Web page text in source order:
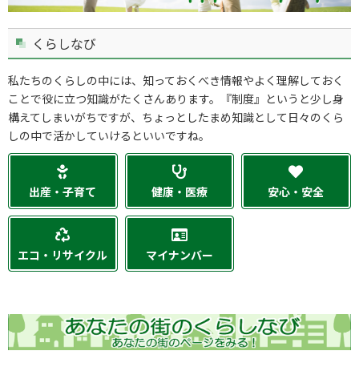
くらしなび
私たちのくらしの中には、知っておくべき情報やよく理解しておく
ことで役に立つ知識がたくさんあります。『制度』というと少し身
構えてしまいがちですが、ちょっとしたまめ知識として日々のくら
しの中で活かしていけるといいですね。
出産・子育て 健康・医療 安心・安全
エコ・リサイクル マイナンバー